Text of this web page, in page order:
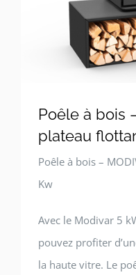
Poêle à bois
plateau
Poêle à bois –
Kw
Avec le Modivar 5
pouvez profiter
la haute vitre. Le